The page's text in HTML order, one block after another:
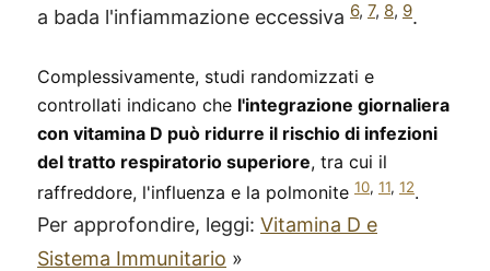
a bada l'infiammazione eccessiva 6, 7, 8, 9.
Complessivamente, studi randomizzati e
controllati indicano che l'integrazione giornaliera
con vitamina D può ridurre il rischio di infezioni
del tratto respiratorio superiore, tra cui il
raffreddore, l'influenza e la polmonite 10, 11, 12.
Per approfondire, leggi: Vitamina D e
Sistema Immunitario »